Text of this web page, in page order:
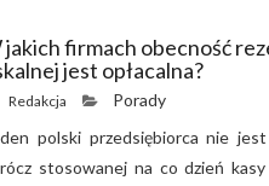
jakich firmach obecność
jest opłacalna?
Redakcja
Porady
polski przedsiębiorca nie
stosowanej na co dzień